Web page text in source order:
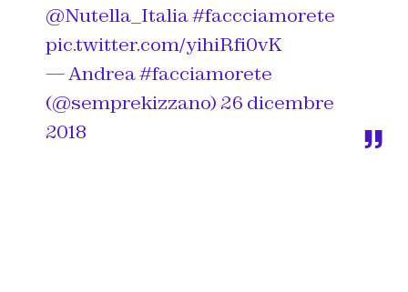
@Nutella_Italia#faccciamorete
pic.twitter.com/yihiRfi0vK
— Andrea #facciamorete
(@semprekizzano) 26 dicembre
2018